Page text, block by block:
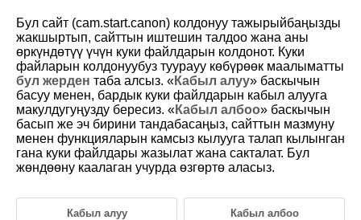
D292-171
Language
Select [ :Language ] (
).
Set the desired language.
Бул сайт (cam.start.canon) колдонуу тажырыйбаңызды
жакшыртып, сайттын иштешин талдоо жана аны
өркүндөтүү үчүн куки файлдарын колдонот. Куки
файларын колдонуубуз туурауу көбүрөөк маалыматты
бул жерден таба алсыз. «Кабыл алуу» баскычын
басуу менен, бардык куки файлдарын кабыл алууга
макулдугуңузду бересиз. «Кабыл албоо» баскычын
басып же эч бирини тандабасаңыз, сайттын мазмуну
менен функцияларын камсыз кылууга талап кылынган
гана куки файлдары жазылат жана сакталат. Бул
жөндөөну каалаган учурда өзгөртө аласыз.
Кабыл алуу Кабыл албоо